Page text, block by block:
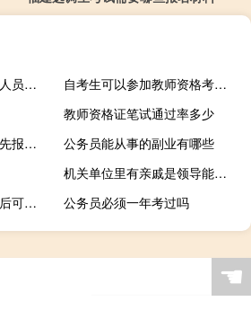
吉林省考服务基层项目人员的身份如何认定
自考生可以参加教师资格考试吗
教师资格证笔试通过率多少
中学教师资格考试可以先报两门么
公务员能从事的副业有哪些
机关单位里有亲戚是领导能报海南省考吗
新疆公务员考试体检之后可以复检吗
公务员必须一年考过吗
☚